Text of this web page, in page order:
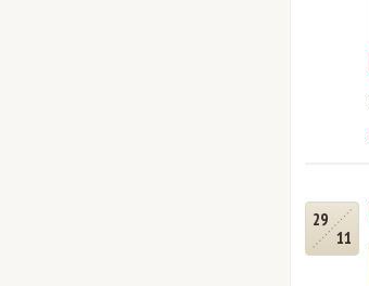
29
11